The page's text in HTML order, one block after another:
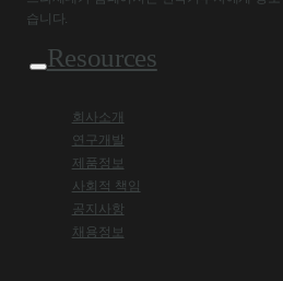
습니다.
Resources
회사소개
연구개발
제품정보
사회적 책임
공지사항
채용정보